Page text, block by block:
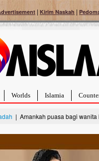
| Kirim Naskah |
Worlds Islamia
| Amankah puasa bagi wanita